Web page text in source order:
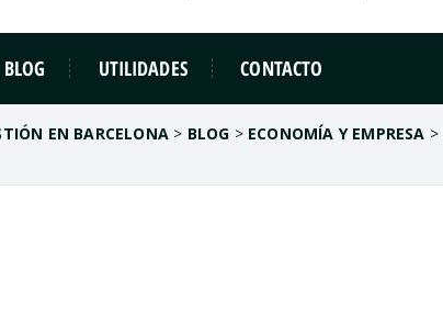
BLOG UTILIDADES CONTACTO
EN BARCELONA > BLOG > ECONOMÍA Y EMPRESA >